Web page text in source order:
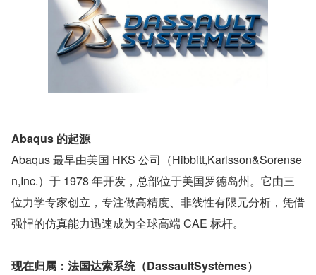
Abaqus 的起源
Abaqus 最早由美国 HKS 公司（Hibbitt,Karlsson&Sorense
n,Inc.）于 1978 年开发，总部位于美国罗德岛州。它由三
位力学专家创立，专注做高精度、非线性有限元分析，凭借
强悍的仿真能力迅速成为全球高端 CAE 标杆。
现在归属：法国达索系统（DassaultSystèmes）